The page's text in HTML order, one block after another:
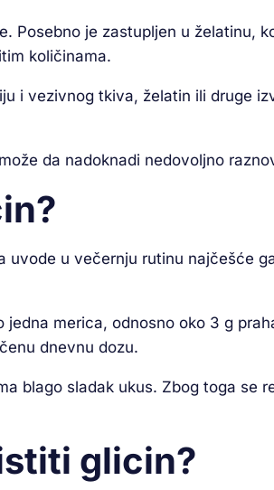
Posebno je zastupljen u želatinu,
količinama.
i vezivnog tkiva, želatin ili druge
da nadoknadi nedovoljno
u večernju rutinu najčešće
merica, odnosno oko 3 g
dnevnu dozu.
blago sladak ukus. Zbog toga se
glicin?